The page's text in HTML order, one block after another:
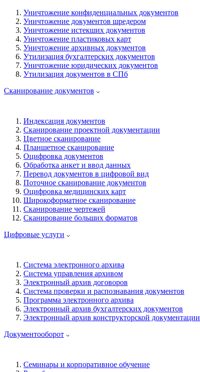
Уничтожение конфиденциальных документов
Уничтожение документов шредером
Уничтожение истекших документов
Уничтожение пластиковых карт
Уничтожение архивных документов
Утилизация бухгалтерских документов
Уничтожение юридических документов
Утилизация документов в СПб
Сканирование документов
Индексация документов
Сканирование проектной документации
Цветное сканирование
Планшетное сканирование
Оцифровка документов
Обработка анкет и ввод данных
Перевод документов в цифровой вид
Поточное сканирование документов
Оцифровка медицинских карт
Широкоформатное сканирование
Сканирование чертежей
Сканирование больших форматов
Цифровые услуги
Система электронного архива
Система управления архивом
Электронный архив договоров
Система проверки и распознавания документов
Программа электронного архива
Электронный архив бухгалтерских документов
Электронный архив конструкторской документации
Документооборот
Семинары и корпоративное обучение